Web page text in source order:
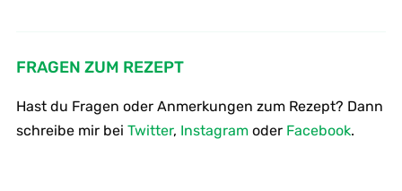
FRAGEN ZUM REZEPT
Hast du Fragen oder Anmerkungen zum Rezept? Dann
schreibe mir bei Twitter, Instagramoder Facebook.